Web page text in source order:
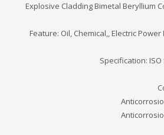
Explosive Cladding Bimetal Beryllium
Feature: Oil, Chemical,, Electric
Specification: